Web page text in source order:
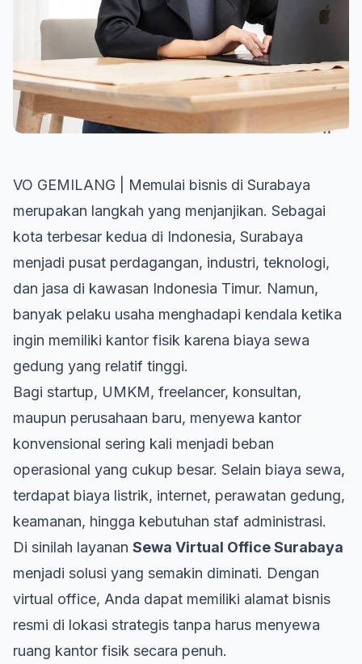
VO GEMILANG | Memulai bisnis di Surabaya
merupakan langkah yang menjanjikan. Sebagai
kota terbesar kedua di Indonesia, Surabaya
menjadi pusat perdagangan, industri, teknologi,
dan jasa di kawasan Indonesia Timur. Namun,
banyak pelaku usaha menghadapi kendala ketika
ingin memiliki kantor fisik karena biaya sewa
gedung yang relatif tinggi.
Bagi startup, UMKM, freelancer, konsultan,
maupun perusahaan baru, menyewa kantor
konvensional sering kali menjadi beban
operasional yang cukup besar. Selain biaya sewa,
terdapat biaya listrik, internet, perawatan gedung,
keamanan, hingga kebutuhan staf administrasi.
Di sinilah layanan Sewa Virtual Office Surabaya
menjadi solusi yang semakin diminati. Dengan
virtual office, Anda dapat memiliki alamat bisnis
resmi di lokasi strategis tanpa harus menyewa
ruang kantor fisik secara penuh.